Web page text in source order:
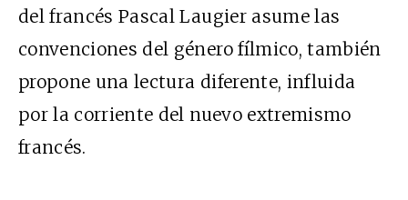
del francés Pascal Laugier asume las
convenciones del género fílmico, también
propone una lectura diferente, influida
por la corriente del nuevo extremismo
francés.